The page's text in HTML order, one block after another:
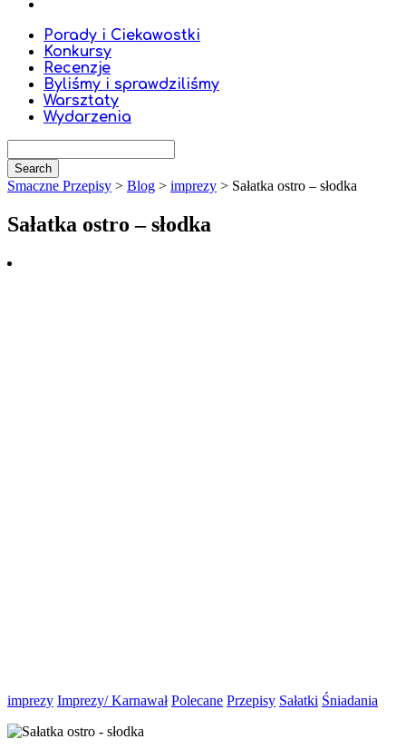
Porady i Ciekawostki
Konkursy
Recenzje
Byliśmy i sprawdziliśmy
Warsztaty
Wydarzenia
Smaczne Przepisy > Blog > imprezy > Sałatka ostro – słodka
Sałatka ostro – słodka
imprezy Imprezy/ Karnawał Polecane Przepisy Sałatki Śniadania